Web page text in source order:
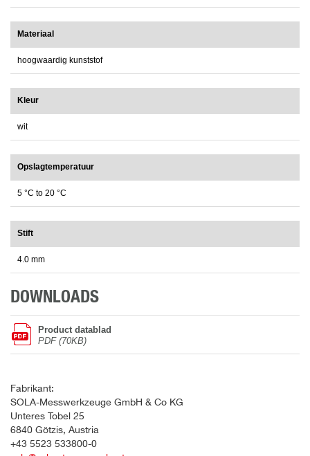
Materiaal
hoogwaardig kunststof
Kleur
wit
Opslagtemperatuur
5 °C to 20 °C
Stift
4.0 mm
DOWNLOADS
Product datablad
PDF (70KB)
Fabrikant:
SOLA-Messwerkzeuge GmbH & Co KG
Unteres Tobel 25
6840 Götzis, Austria
+43 5523 533800-0